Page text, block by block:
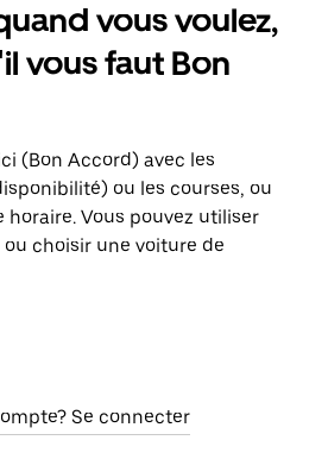
vous voulez,
vous faut Bon
(Bon Accord) avec les
ou les courses, ou
horaire. Vous pouvez utiliser
choisir une voiture de
Se connecter